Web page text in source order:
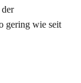
gering wie seit